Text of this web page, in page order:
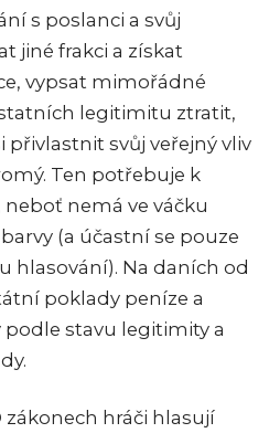
s poslanci a svůj
jiné frakci a získat
vypsat mimořádné
legitimitu ztratit,
svůj veřejný vliv
Ten potřebuje k
nemá ve váčku
(a účastní se pouze
hlasování). Na daních od
poklady peníze a
stavu legitimity a
zákonech hráči hlasují